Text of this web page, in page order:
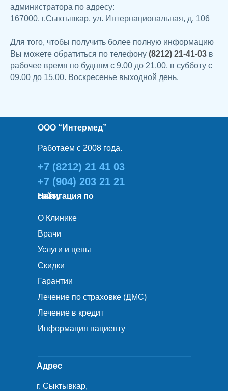
администратора по адресу:
167000, г.Сыктывкар, ул. Интернациональная, д. 106
Для того, чтобы получить более полную информацию
Вы можете обратиться по телефону (8212) 21-41-03 в
рабочее время по будням с 9.00 до 21.00, в субботу с
09.00 до 15.00. Воскресенье выходной день.
Навигация по сайту
О Клинике
Врачи
Услуги и цены
Скидки
Гарантии
Лечение по страховке (ДМС)
Лечение в кредит
Информация пациенту
Работаем с 2008 года.
ООО “Интермед”
+7 (904) 203 21 21
+7 (8212) 21 41 03
Адрес
г. Сыктывкар,